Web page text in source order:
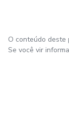
O conteúdo deste
Se você vir